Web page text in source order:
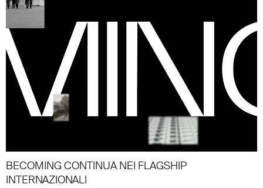
BECOMING CONTINUA NEI FLAGSHIP
INTERNAZIONALI